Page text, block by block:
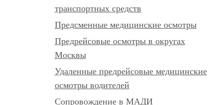
транспортных средств
Предсменные медицинские осмотры
Предрейсовые осмотры в округах
Москвы
Удаленные предрейсовые медицинские
осмотры водителей
Сопровождение в МАДИ